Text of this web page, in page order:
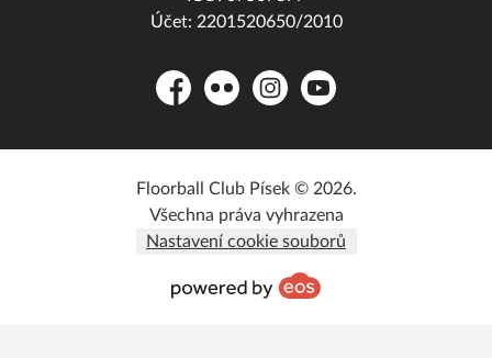
Účet: 2201520650/2010
FacebookFlickr InstagramYouTube
Floorball Club Písek © 2026.
Všechna práva vyhrazena
Nastavení cookie souborů